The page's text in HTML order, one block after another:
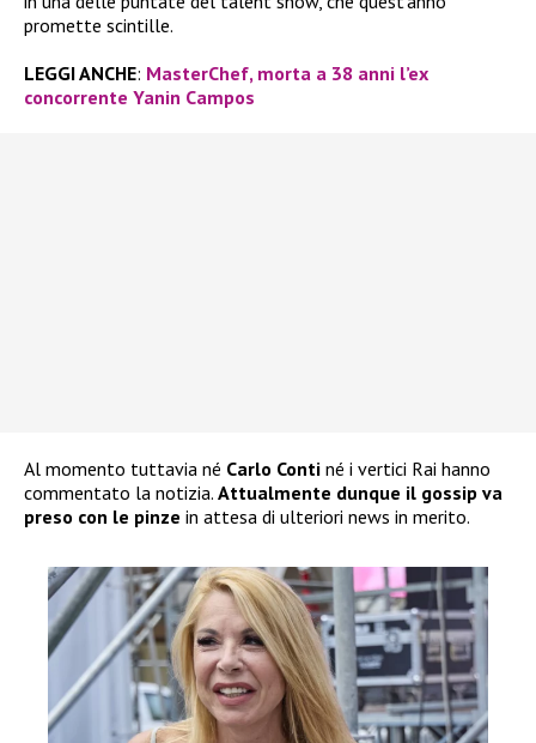
promette scintille.
LEGGI ANCHE: MasterChef, morta a 38 anni l’ex
concorrente Yanin Campos
Al momento tuttavia né Carlo Conti né i vertici Rai hanno
commentato la notizia. Attualmente dunque il gossip va
preso con le pinze in attesa di ulteriori news in merito.